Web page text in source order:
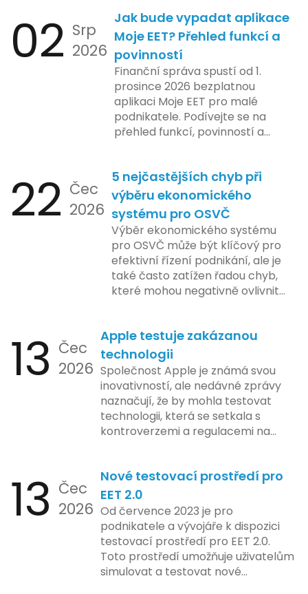
02 Srp
2026
Jak bude vypadat aplikace
Moje EET? Přehled funkcí a
povinností
Finanční správa spustí od 1.
prosince 2026 bezplatnou
aplikaci Moje EET pro malé
podnikatele. Podívejte se na
přehled funkcí, povinností a
22 Čec
2026
5 nejčastějších chyb při
výběru ekonomického
systému pro OSVČ
Výběr ekonomického systému
pro OSVČ může být klíčový pro
efektivní řízení podnikání, ale je
také často zatížen řadou chyb,
které mohou negativně ovlivnit
by se podnikatelé měli vyvarovat.
13 Čec
2026
Apple testuje zakázanou
technologii
Společnost Apple je známá svou
inovativností, ale nedávné zprávy
naznačují, že by mohla testovat
technologii, která se setkala s
kontroverzemi a regulacemi na
implementace funkce, která by
mohla porušovat určité zákonné
limity na ochranu osobních údajů.
Tato technologie se zaměřuje na
pokročilé sledování uživatelských
aktivit, což vyvolalo obavy ohledně
soukromí a ochrany dat uživatelů.
13 Čec
2026
Nové testovací prostředí pro
EET 2.0
Od července 2023 je pro
podnikatele a vývojáře k dispozici
testovací prostředí pro EET 2.0.
Toto prostředí umožňuje uživatelům
simulovat a testovat nové